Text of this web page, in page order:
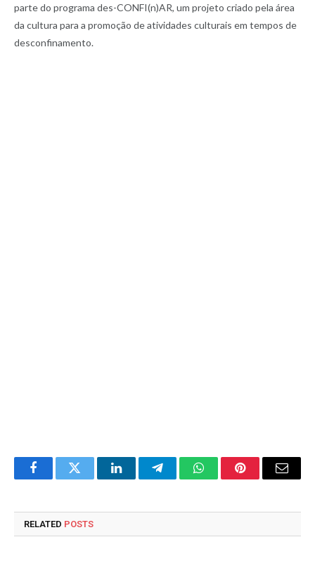
parte do programa des-CONFI(n)AR, um projeto criado pela área
da cultura para a promoção de atividades culturais em tempos de
desconfinamento.
FacebookTwitter LinkedInTelegramWhatsAppPinterestEmail
RELATED POSTS